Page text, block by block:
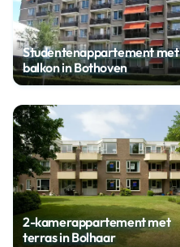
Studentenappartement met
balkon in Bothoven
2-kamerappartement met
terras in Bolhaar